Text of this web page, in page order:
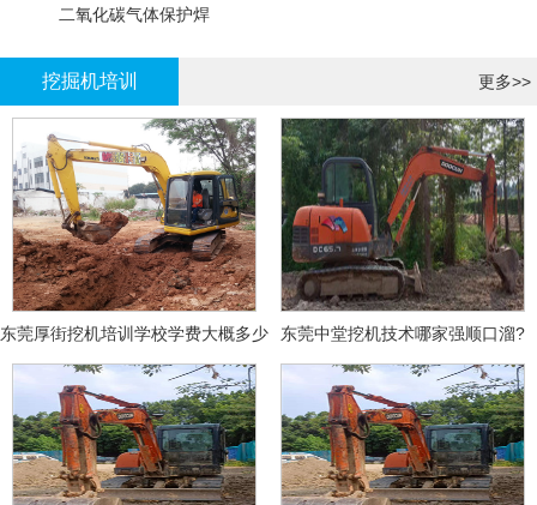
二氧化碳气体保护焊
挖掘机培训 更多>>
东莞厚街挖机培训学校学费大概多少 东莞中堂挖机技术哪家强顺口溜?